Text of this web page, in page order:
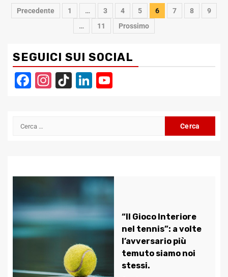
Navigazione
Precedente 1 … 3 4 5 6 7 8
9
…
11 Prossimo
SEGUICI SUI SOCIAL
Facebook
Instagram
TikTokLinkedIn
Ricerca
“Il Gioco Interiore
nel tennis”: a volte
l’avversario più
temuto siamo noi
stessi.